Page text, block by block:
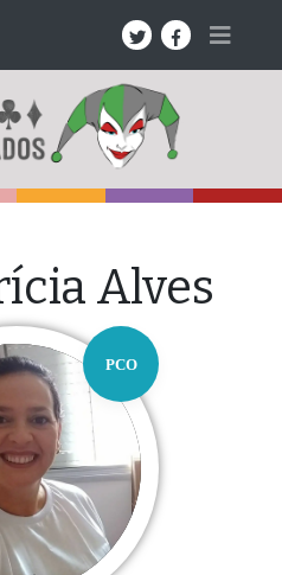
Alves
PCO